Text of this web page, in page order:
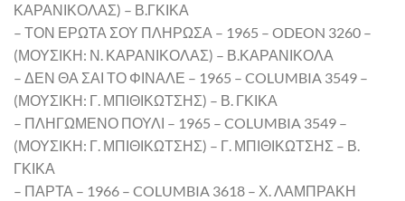
ΚΑΡΑΝΙΚΟΛΑΣ) – Β.ΓΚΙΚΑ
– ΤΟΝ ΕΡΩΤΑ ΣΟΥ ΠΛΗΡΩΣΑ – 1965 – ODEON 3260 –
(ΜΟΥΣΙΚΗ: Ν. ΚΑΡΑΝΙΚΟΛΑΣ) – Β.ΚΑΡΑΝΙΚΟΛΑ
– ΔΕΝ ΘΑ ΣΑΙ ΤΟ ΦΙΝΑΛΕ – 1965 – COLUMBIA 3549 –
(ΜΟΥΣΙΚΗ: Γ. ΜΠΙΘΙΚΩΤΣΗΣ) – Β. ΓΚΙΚΑ
– ΠΛΗΓΩΜΕΝΟ ΠΟΥΛΙ – 1965 – COLUMBIA 3549 –
(ΜΟΥΣΙΚΗ: Γ. ΜΠΙΘΙΚΩΤΣΗΣ) – Γ. ΜΠΙΘΙΚΩΤΣΗΣ – Β.
ΓΚΙΚΑ
– ΠΑΡΤΑ – 1966 – COLUMBIA 3618 – Χ. ΛΑΜΠΡΑΚΗ